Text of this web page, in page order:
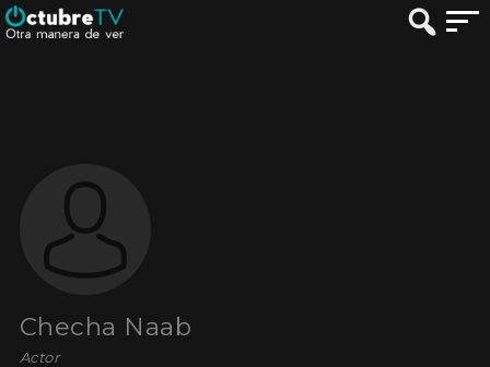
Checha Naab
Actor